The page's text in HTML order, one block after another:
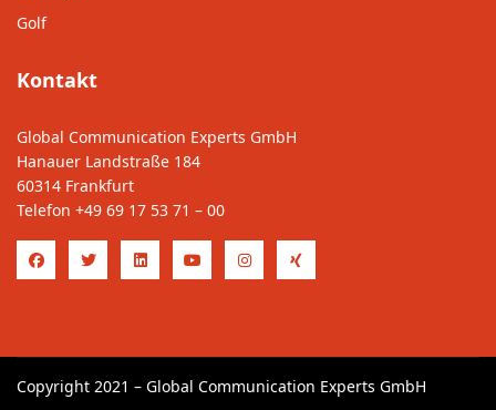
Golf
Kontakt
Global Communication Experts GmbH
Hanauer Landstraße 184
60314 Frankfurt
Telefon +49 69 17 53 71 – 00
Copyright 2021 – Global Communication Experts GmbH